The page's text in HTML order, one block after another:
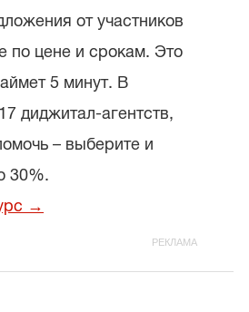
от участников
по цене и срокам. Это
5 минут. В
диджитал-агентств,
– выберите и
30%.
→